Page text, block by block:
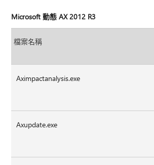
Microsoft 動態 AX 2012 R3
檔案名稱
Aximpactanalysis.exe
Axupdate.exe